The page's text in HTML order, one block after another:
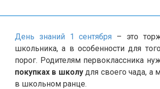
День знаний 1 сентября – это
школьника, а в особенности для
порог. Родителям первоклассника
покупках в школудля своего чада, а
в школьном ранце.